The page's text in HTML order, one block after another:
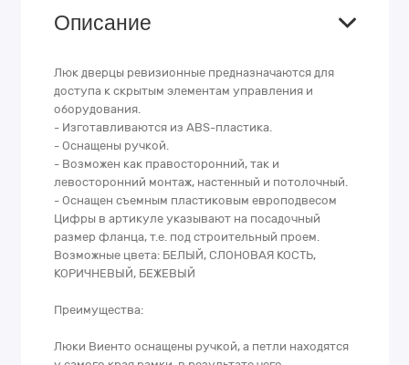
Описание
Люк дверцы ревизионные предназначаются для
доступа к скрытым элементам управления и
оборудования.
- Изготавливаются из ABS-пластика.
- Оснащены ручкой.
- Возможен как правосторонний, так и
левосторонний монтаж, настенный и потолочный.
- Оснащен съемным пластиковым европодвесом
Цифры в артикуле указывают на посадочный
размер фланца, т.е. под строительный проем.
Возможные цвета: БЕЛЫЙ, СЛОНОВАЯ КОСТЬ,
КОРИЧНЕВЫЙ, БЕЖЕВЫЙ
Преимущества:
Люки Виенто оснащены ручкой, а петли находятся